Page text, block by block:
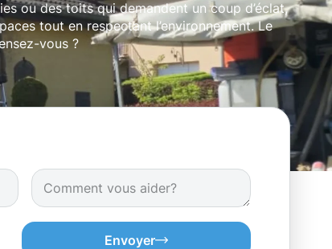
ou des toits qui demandent un coup d’éclat,
tout en respectant l’environnement. Le
vous ?
Envoyer